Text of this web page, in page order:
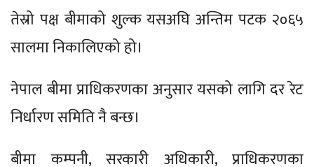
तेस्रो पक्ष बीमाको शुल्क यसअघि अन्तिम पटक २०६५
सालमा निकालिएको हो।
नेपाल बीमा प्राधिकरणका अनुसार यसको लागि दर रेट
निर्धारण समिति नै बन्छ।
बीमा कम्पनी, सरकारी अधिकारी, प्राधिकरणका